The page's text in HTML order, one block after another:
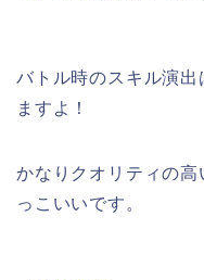
バトル時のスキル演
ますよ！
かなりクオリティの
っこいいです。